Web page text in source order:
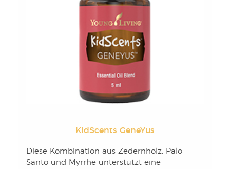
KidScents GeneYus
Diese Kombination aus Zedernholz. Palo
Santo und Myrrhe unterstützt eine